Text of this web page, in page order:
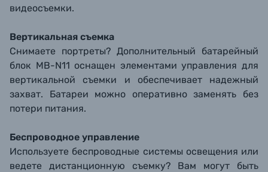
видеосъемки.
Вертикальная съемка
Снимаете портреты? Дополнительный батарейный
блок MB-N11 оснащен элементами управления для
вертикальной съемки и обеспечивает надежный
захват. Батареи можно оперативно заменять без
потери питания.
Беспроводное управление
Используете беспроводные системы освещения или
ведете дистанционную съемку? Вам могут быть